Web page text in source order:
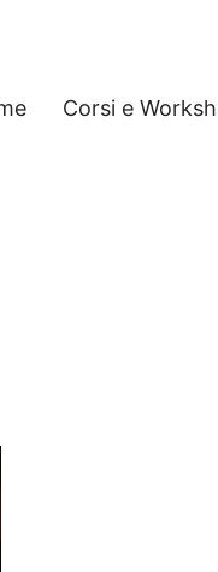
Corsi e